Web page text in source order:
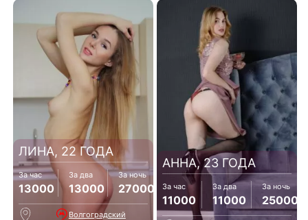
ЛИНА, 22 ГОДА
За час
13000
За два
13000
За ночь
27000
Волгоградский
АННА, 23 ГОДА
За час
11000
За два
11000
За ночь
25000